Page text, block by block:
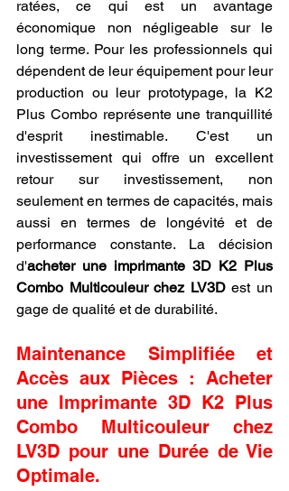
ratées, ce qui est un avantage
économique non négligeable sur le
long terme. Pour les professionnels qui
dépendent de leur équipement pour leur
production ou leur prototypage, la K2
Plus Combo représente une tranquillité
d'esprit inestimable. C'est un
investissement qui offre un excellent
retour sur investissement, non
seulement en termes de capacités, mais
aussi en termes de longévité et de
performance constante. La décision
d'acheter une imprimante 3D K2 Plus
Combo Multicouleur chez LV3D est un
gage de qualité et de durabilité.
Maintenance Simplifiée et
Accès aux Pièces : Acheter
une Imprimante 3D K2 Plus
Combo Multicouleur chez
LV3D pour une Durée de Vie
Optimale.